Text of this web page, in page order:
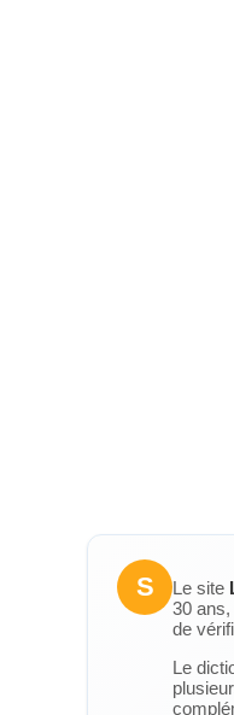
S Le site
30
de
Le